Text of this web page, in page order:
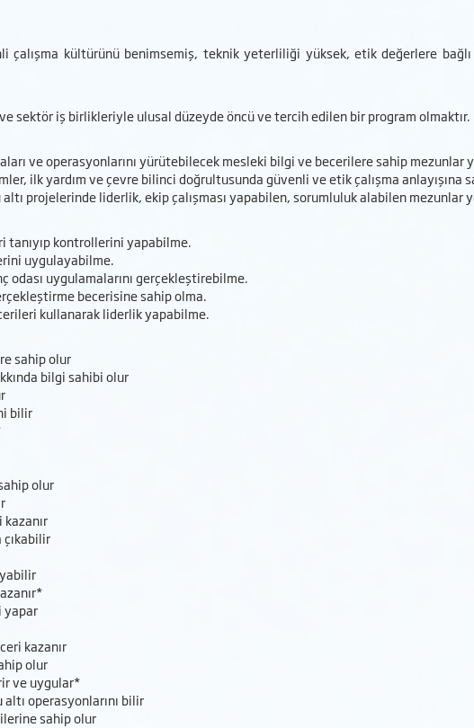
çalışma kültürünü benimsemiş, teknik yeterliliği yüksek, etik değerlere
sektör iş birlikleriyle ulusal düzeyde öncü ve tercih edilen bir program olmaktır.
ve operasyonlarını yürütebilecek mesleki bilgi ve becerilere sahip mezunlar
ilk yardım ve çevre bilinci doğrultusunda güvenli ve etik çalışma
projelerinde liderlik, ekip çalışması yapabilen, sorumluluk alabilen mezunlar
tanıyıp kontrollerini yapabilme.
uygulayabilme.
odası uygulamalarını gerçekleştirebilme.
becerisine sahip olma.
kullanarak liderlik yapabilme.
sahip olur
bilgi sahibi olur
bilir
olur
çıkabilir
yapar
kazanır
olur
ve uygular*
operasyonlarını bilir
sahip olur